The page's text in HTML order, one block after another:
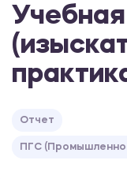
Отчет
ПГС